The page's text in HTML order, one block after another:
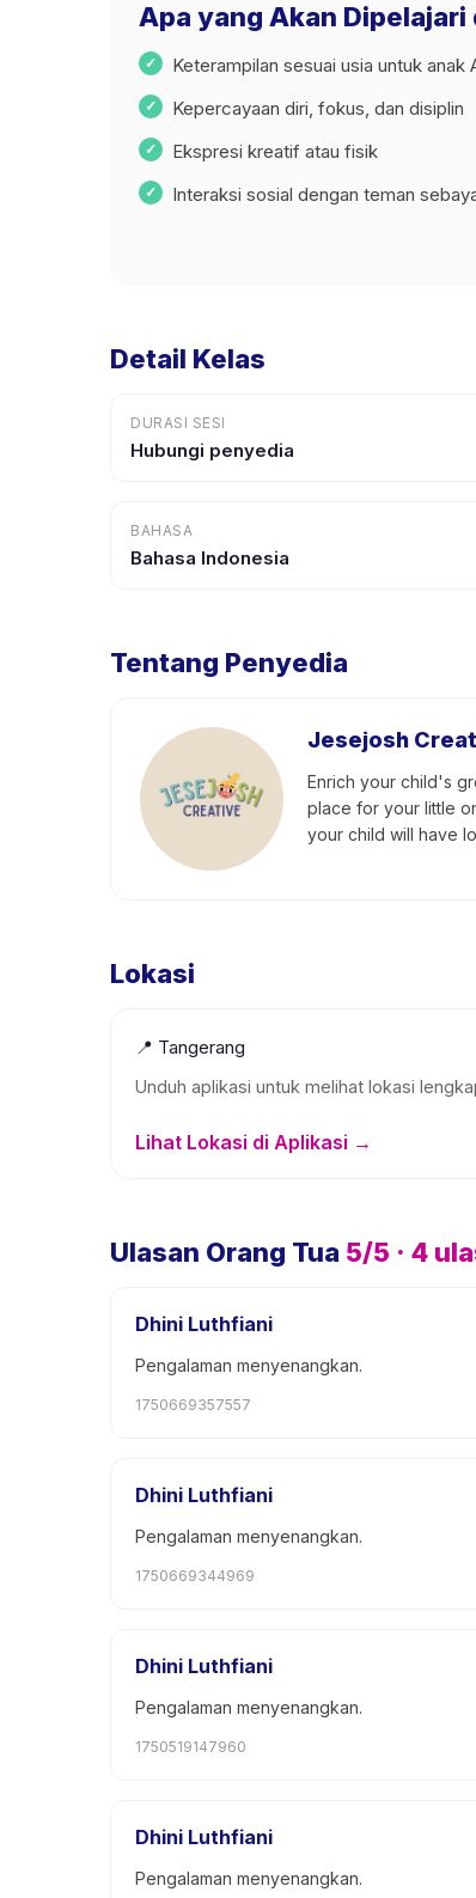
Apa yang Akan Dipelajari
Keterampilan sesuai usia untuk anak
Kepercayaan diri, fokus, dan disiplin
Ekspresi kreatif atau fisik
Interaksi sosial dengan teman
Detail Kelas
DURASI SESI
Hubungi penyedia
BAHASA
Bahasa Indonesia
Tentang Penyedia
Jesejosh
Enrich your child's
place for your little
your child will have
Lokasi
📍 Tangerang
Unduh aplikasi untuk melihat lokasi
Lihat Lokasi di Aplikasi →
Ulasan Orang Tua 5/5 · 4
Dhini Luthfiani
Pengalaman menyenangkan.
1750669357557
Dhini Luthfiani
Pengalaman menyenangkan.
1750669344969
Dhini Luthfiani
Pengalaman menyenangkan.
1750519147960
Dhini Luthfiani
Pengalaman menyenangkan.